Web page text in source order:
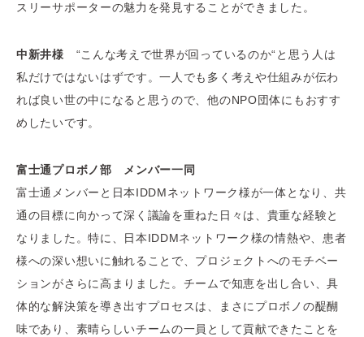
スリーサポーターの魅力を発見することができました。
中新井様 “こんな考えで世界が回っているのか“と思う人は
私だけではないはずです。一人でも多く考えや仕組みが伝わ
れば良い世の中になると思うので、他のNPO団体にもおすす
めしたいです。
富士通プロボノ部 メンバー一同
富士通メンバーと日本IDDMネットワーク様が一体となり、共
通の目標に向かって深く議論を重ねた日々は、貴重な経験と
なりました。特に、日本IDDMネットワーク様の情熱や、患者
様への深い想いに触れることで、プロジェクトへのモチベー
ションがさらに高まりました。チームで知恵を出し合い、具
体的な解決策を導き出すプロセスは、まさにプロボノの醍醐
味であり、素晴らしいチームの一員として貢献できたことを